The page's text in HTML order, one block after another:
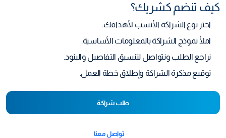
كيف تنضم كشريك؟
اختر نوع الشراكة الأنسب لأهدافك.
املأ نموذج الشراكة بالمعلومات الأساسية.
نراجع الطلب ونتواصل لتنسيق التفاصيل والبنود.
توقيع مذكرة الشراكة وإطلاق خطة العمل.
طلب شراكة
تواصل معنا